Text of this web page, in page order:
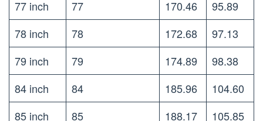
77 inch
77 170.46
95.89
78 inch
78 172.68
97.13
79 inch
79 174.89
98.38
84 inch
84 185.96
104.60
85 inch
85 188.17
105.85